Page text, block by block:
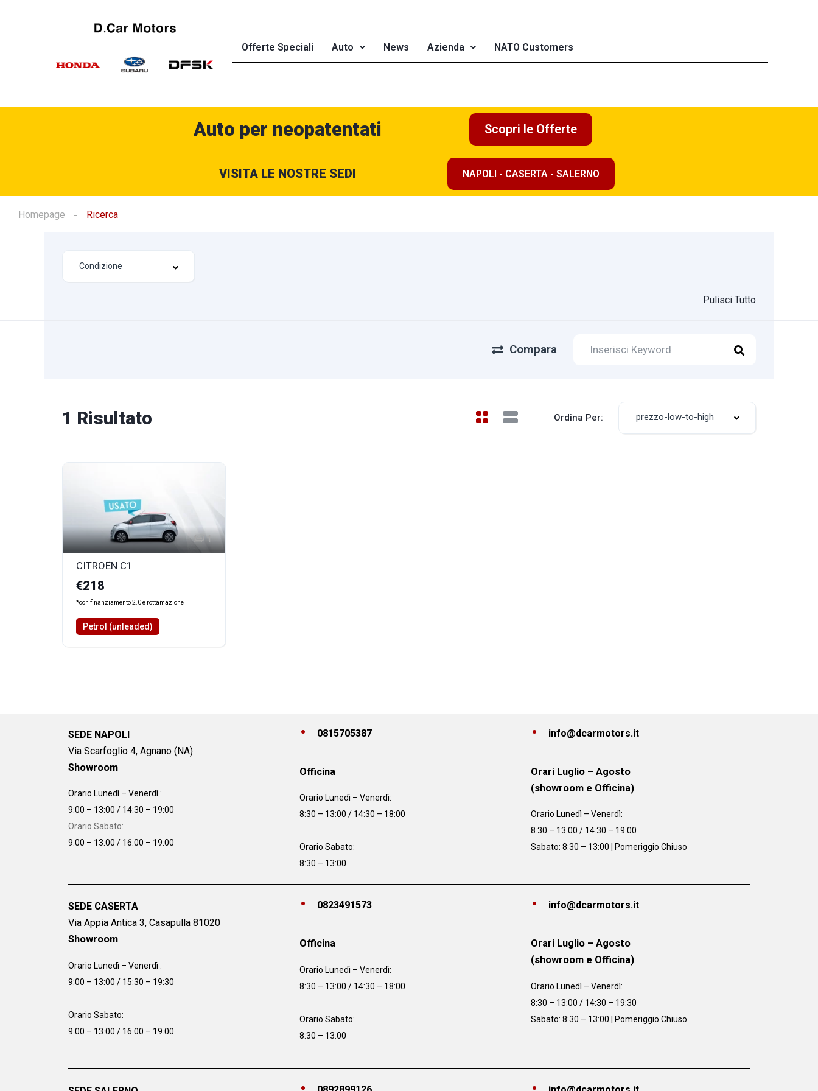
Offerte Speciali Auto News Azienda NATO Customers
Auto per neopatentati Scopri le Offerte
VISITA LE NOSTRE SEDI NAPOLI - CASERTA - SALERNO
Homepage Ricerca
Pulisci Tutto
Compara
1 Risultato Ordina Per: prezzo-low-to-high
1
CITROËN C1
€218
*con finanziamento 2.0 e rottamazione
Petrol (unleaded)
SEDE NAPOLI
Via Scarfoglio 4, Agnano (NA)
Showroom
Orario Lunedì – Venerdì :
9:00 – 13:00 / 14:30 – 19:00
Orario Sabato:
9:00 – 13:00 / 16:00 – 19:00
0815705387
Officina
Orario Lunedì – Venerdì:
8:30 – 13:00 / 14:30 – 18:00
Orario Sabato:
8:30 – 13:00
info@dcarmotors.it
Orari Luglio – Agosto
(showroom e Officina)
Orario Lunedì – Venerdì:
8:30 – 13:00 / 14:30 – 19:00
Sabato: 8:30 – 13:00 | Pomeriggio Chiuso
SEDE CASERTA
Via Appia Antica 3, Casapulla 81020
Showroom
Orario Lunedì – Venerdì :
9:00 – 13:00 / 15:30 – 19:30
Orario Sabato:
9:00 – 13:00 / 16:00 – 19:00
0823491573
Officina
Orario Lunedì – Venerdì:
8:30 – 13:00 / 14:30 – 18:00
Orario Sabato:
8:30 – 13:00
info@dcarmotors.it
Orari Luglio – Agosto
(showroom e Officina)
Orario Lunedì – Venerdì:
8:30 – 13:00 / 14:30 – 19:30
Sabato: 8:30 – 13:00 | Pomeriggio Chiuso